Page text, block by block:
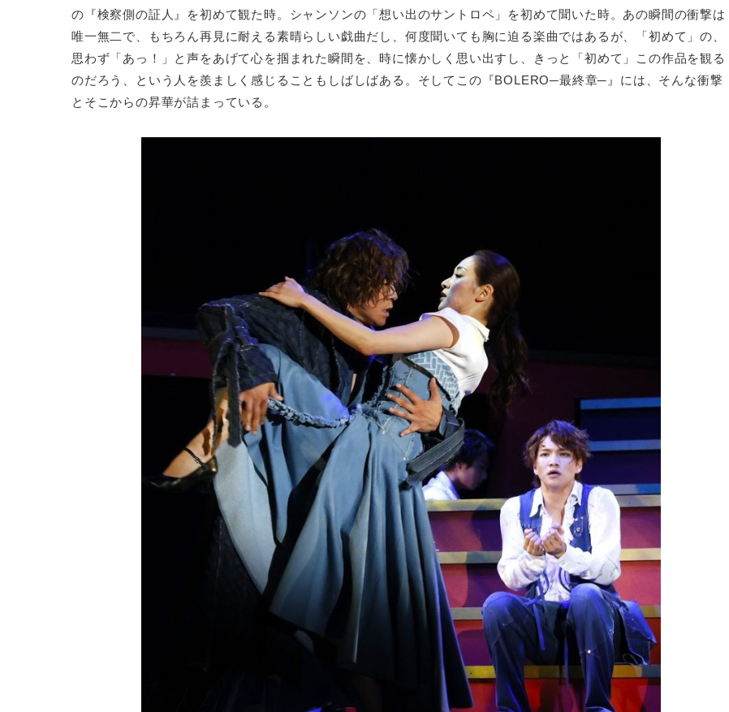
の『検察側の証人』を初めて観た時。シャンソンの「想い出のサントロペ」を初めて聞いた時。あの瞬間の衝撃は
唯一無二で、もちろん再見に耐える素晴らしい戯曲だし、何度聞いても胸に迫る楽曲ではあるが、「初めて」の、
思わず「あっ！」と声をあげて心を掴まれた瞬間を、時に懐かしく思い出すし、きっと「初めて」この作品を観る
のだろう、という人を羨ましく感じることもしばしばある。そしてこの『BOLERO─最終章─』には、そんな衝撃
とそこからの昇華が詰まっている。